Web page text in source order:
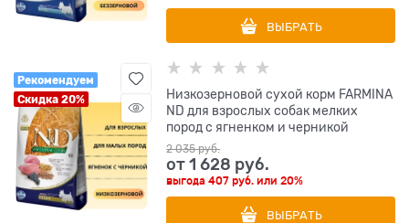
ВЫБРАТЬ
Рекомендуем
Скидка 20%
Низкозерновой cухой корм FARMINA
ND для взрослых собак мелких
пород с ягненком и черникой
2 035 руб.
от1 628 руб.
выгода407 руб. или20%
ВЫБРАТЬ